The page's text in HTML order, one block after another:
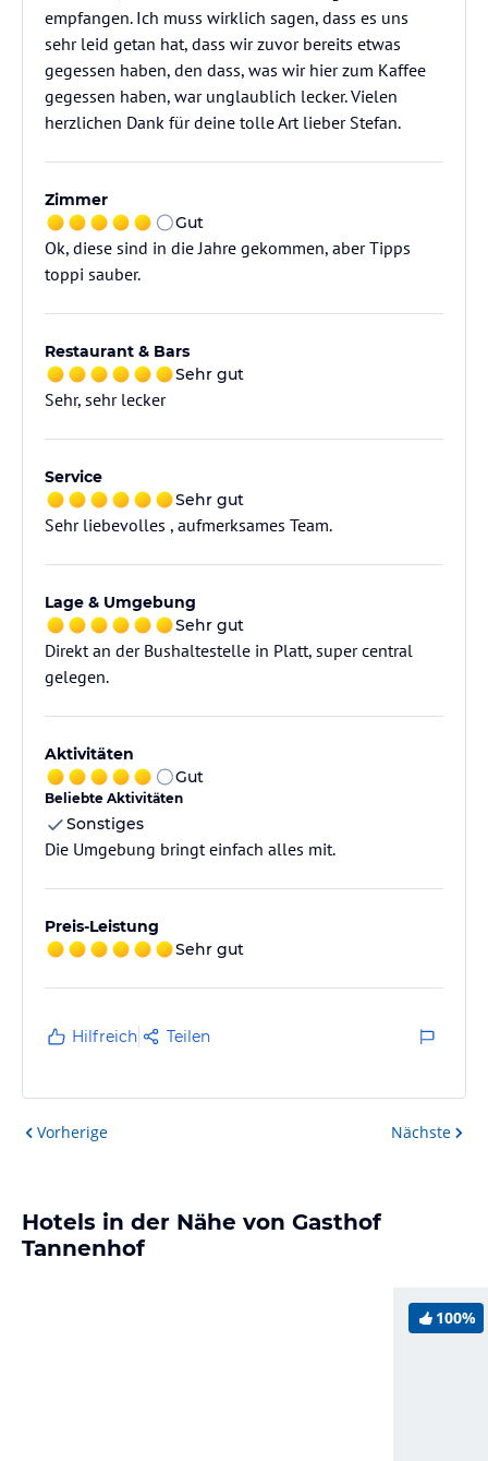
empfangen. Ich muss wirklich sagen, dass es uns
sehr leid getan hat, dass wir zuvor bereits etwas
gegessen haben, den dass, was wir hier zum Kaffee
gegessen haben, war unglaublich lecker. Vielen
herzlichen Dank für deine tolle Art lieber Stefan.
Zimmer
Gut
Ok, diese sind in die Jahre gekommen, aber Tipps
toppi sauber.
Restaurant & Bars
Sehr gut
Sehr, sehr lecker
Service
Sehr gut
Sehr liebevolles , aufmerksames Team.
Lage & Umgebung
Sehr gut
Direkt an der Bushaltestelle in Platt, super central
gelegen.
Aktivitäten
Gut
Beliebte Aktivitäten
Sonstiges
Die Umgebung bringt einfach alles mit.
Preis-Leistung
Sehr gut
Hilfreich Teilen
Vorherige Nächste
Hotels in der Nähe von Gasthof
Tannenhof
100%